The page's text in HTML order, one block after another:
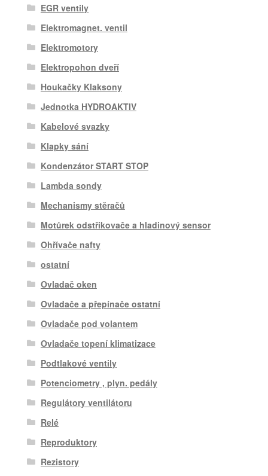
EGR ventily
Elektromagnet. ventil
Elektromotory
Elektropohon dveří
Houkačky Klaksony
Jednotka HYDROAKTIV
Kabelové svazky
Klapky sání
Kondenzátor START STOP
Lambda sondy
Mechanismy stěračů
Motůrek odstřikovače a hladinový sensor
Ohřívače nafty
ostatní
Ovladač oken
Ovladače a přepínače ostatní
Ovladače pod volantem
Ovladače topení klimatizace
Podtlakové ventily
Potenciometry , plyn. pedály
Regulátory ventilátoru
Relé
Reproduktory
Rezistory